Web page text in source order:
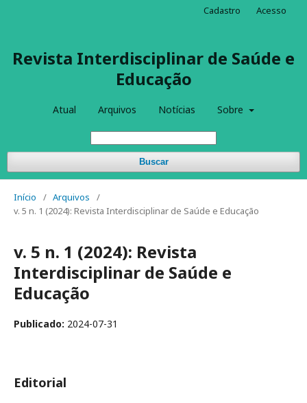
Revista Interdisciplinar de Saúde e
Educação
Atual Arquivos Notícias Sobre
Buscar
Cadastro Acesso
Início / Arquivos
/
v. 5 n. 1 (2024): Revista Interdisciplinar de Saúde e Educação
v. 5 n. 1 (2024): Revista
Interdisciplinar de Saúde e
Educação
Publicado: 2024-07-31
Editorial